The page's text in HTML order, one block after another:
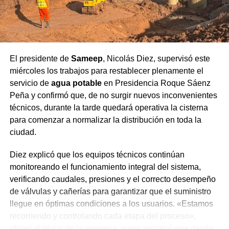
el Chaco
ElSMNdiferencia las recomendaciones según el nivel de
alerta. Para las zonas bajoalerta amarilla: evitá salir, no
desconectá los electrodomésticos si ingresa agua, cerrá
puertas y ventanas, retirá objetos que puedan ser
arrastrados por el viento y buscá refugio si estás al aire
libre.
Para las zonas bajoalerta naranja, las indicaciones son
más estrictas: seguí las instrucciones de las autoridades
permanecé en construcciones cerradas, alejate de zonas
inundables y no ingreses en calles anegadas, y prepará
un kit de emergencia con agua potable, alimentos,
botiquín de primeros auxilios, radio a pilas y linterna.
El presidente de Sameep, Nicolás Diez, supervisó este
miércoles los trabajos para restablecer plenamente el
servicio de agua potableen Presidencia Roque Sáenz
Peña y confirmó que, de no surgir nuevos inconvenientes
técnicos, durante la tarde quedará operativa la cisterna
para comenzar a normalizar la distribución en toda la
ciudad.
Diez explicó que los equipos técnicos continúan
monitoreando el funcionamiento integral del sistema,
verificando caudales, presiones y el correcto desempeño
de válvulas y cañerías para garantizar que el suministro
llegue en óptimas condiciones a los usuarios. «Estamos
recorriendo y controlando cada etapa del proceso»,